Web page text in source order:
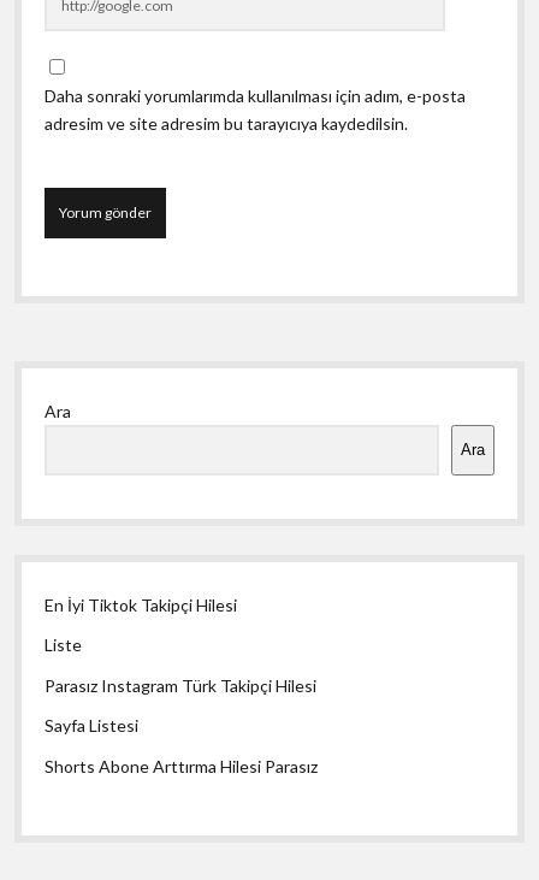
Daha sonraki yorumlarımda kullanılması için adım, e-posta
adresim ve site adresim bu tarayıcıya kaydedilsin.
Yan
Menü
Ara
Ara
En İyi Tiktok Takipçi Hilesi
Liste
Parasız Instagram Türk Takipçi Hilesi
Sayfa Listesi
Shorts Abone Arttırma Hilesi Parasız